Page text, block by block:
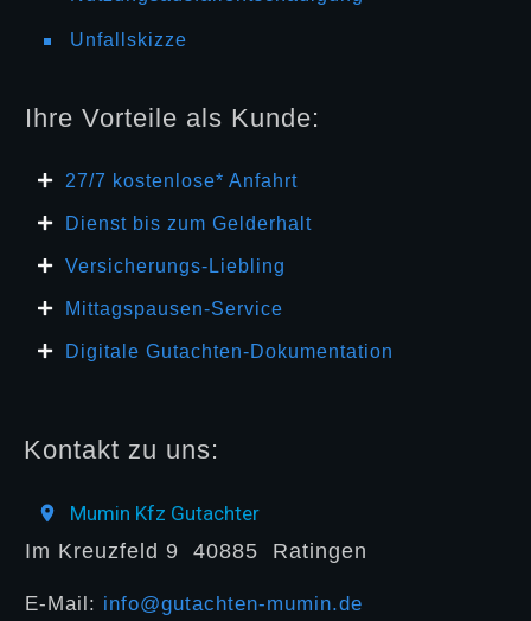
Unfallskizze
Ihre Vorteile als Kunde:
27/7 kosten lose* Anfahrt
Dienst bis zum Gelderhalt
Versicherungs-Liebling
Mittagspausen-Service
Digitale Gutachten-Dokumentation
Kontakt zu uns:
Mumin Kfz Gutachter
Im Kreuzfeld 9 40885 Ratingen
E-Mail: info@gutachten-mumin.de